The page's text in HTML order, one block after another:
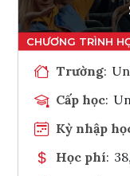
Trường:
Cấp học:
Kỳ nhập
Học phí: